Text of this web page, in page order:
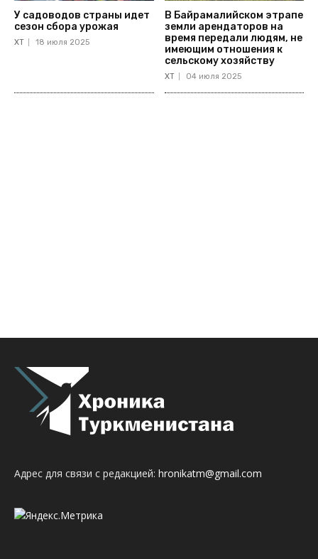
Адрес для связи с редакцией: hronikatm@gmail.com